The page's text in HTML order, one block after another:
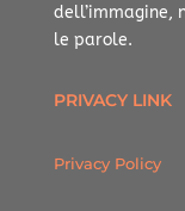
dell’immagine,
le parole.
PRIVACY LINK
Privacy Policy